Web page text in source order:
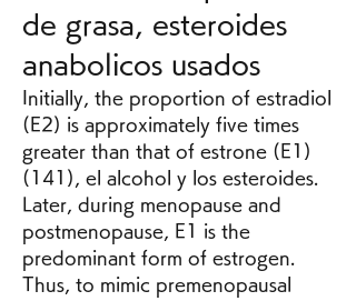
de grasa, esteroides
anabolicos usados
Initially, the proportion of estradiol
(E2) is approximately five times
greater than that of estrone (E1)
(141), el alcohol y los esteroides.
Later, during menopause and
postmenopause, E1 is the
predominant form of estrogen.
Thus, to mimic premenopausal